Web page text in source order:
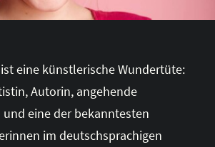
eine künstlerische Wundertüte:
Autorin, angehende
und eine der bekanntesten
im deutschsprachigen